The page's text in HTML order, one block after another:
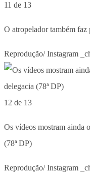
11 de 13
O atropelador também faz
Reprodução/ Instagram
12 de 13
Os vídeos mostram ainda
(78ª DP)
Reprodução/ Instagram